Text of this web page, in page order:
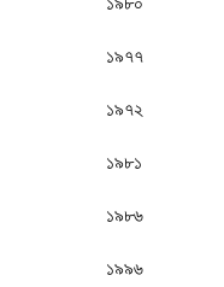
১৯৭৭
১৯৭২
১৯৮১
১৯৮৬
১৯৯৬